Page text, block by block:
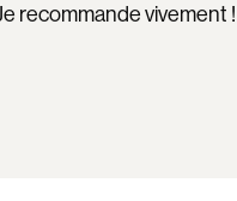
recommande vivement !